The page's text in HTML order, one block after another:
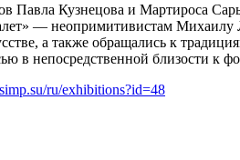
Павла Кузнецова и Мартироса
— неопримитивистам
а также обращались к
в непосредственной близости к
ru/exhibitions?id=48